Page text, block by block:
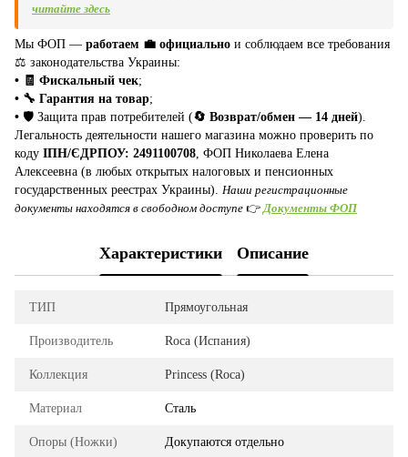
читайте здесь
Мы ФОП — работаем 💼 официально и соблюдаем все требования
⚖️ законодательства Украины:
• 🧾 Фискальный чек;
• 🔧 Гарантия на товар;
• 🛡️ Защита прав потребителей (🔄 Возврат/обмен — 14 дней).
Легальность деятельности нашего магазина можно проверить по
коду ІПН/ЄДРПОУ: 2491100708 , ФОП Николаева Елена
Алексеевна (в любых открытых налоговых и пенсионных
государственных реестрах Украины). Наши регистрационные
документы находятся в свободном доступе 👉 Документы ФОП
Характеристики Описание
ТИП Прямоугольная
Производитель Roca (Испания)
Коллекция Princess (Roca)
Материал Сталь
Опоры (Ножки) Докупаются отдельно